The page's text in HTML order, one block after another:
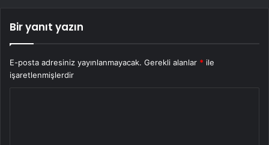
Bir yanıt yazın
E-posta adresiniz yayınlanmayacak. Gerekli alanlar * ile
işaretlenmişlerdir